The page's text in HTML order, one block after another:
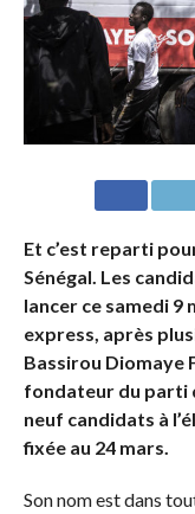
Et c’est reparti
Sénégal. Les
lancer ce samedi 9
express, après
Bassirou Diomaye
fondateur du parti
neuf candidats à
fixée au 24 mars.
Son nom est dans